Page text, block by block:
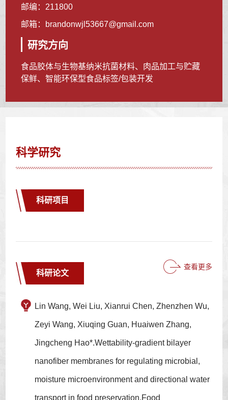
邮编： 211800
邮箱：
brandonwjl53667@gmail.com
研究方向
食品胶体与生物基纳米抗菌材料、肉品加工与贮藏
保鲜、智能环保型食品标签/包装开发
科学研究
科研项目
科研论文
查看更多
Lin Wang, Wei Liu, Xianrui Chen, Zhenzhen Wu,
Zeyi Wang, Xiuqing Guan, Huaiwen Zhang,
Jingcheng Hao*.Wettability-gradient bilayer
nanofiber membranes for regulating microbial,
moisture microenvironment and directional water
transport in food preservation,Food